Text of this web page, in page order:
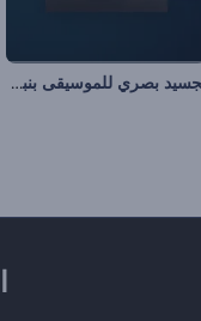
تجسيد بصري للموسيقى بنبضات إيقاعية